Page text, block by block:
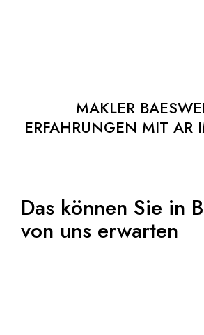
MAKLER
ERFAHRUNGEN MIT AR
Das können Sie in
von uns erwarten